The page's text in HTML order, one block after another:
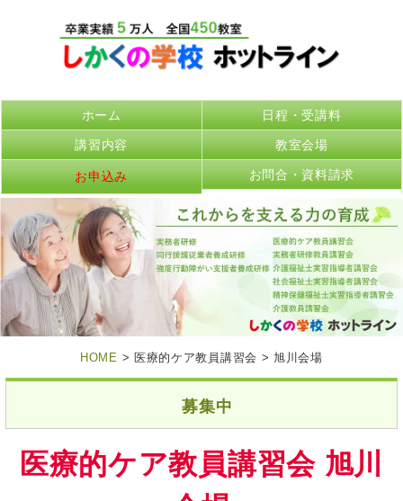
ホーム 日程・受講料
講習内容 教室会場
お申込み お問合・資料請求
HOME > 医療的ケア教員講習会 > 旭川会場
募集中
医療的ケア教員講習会 旭川